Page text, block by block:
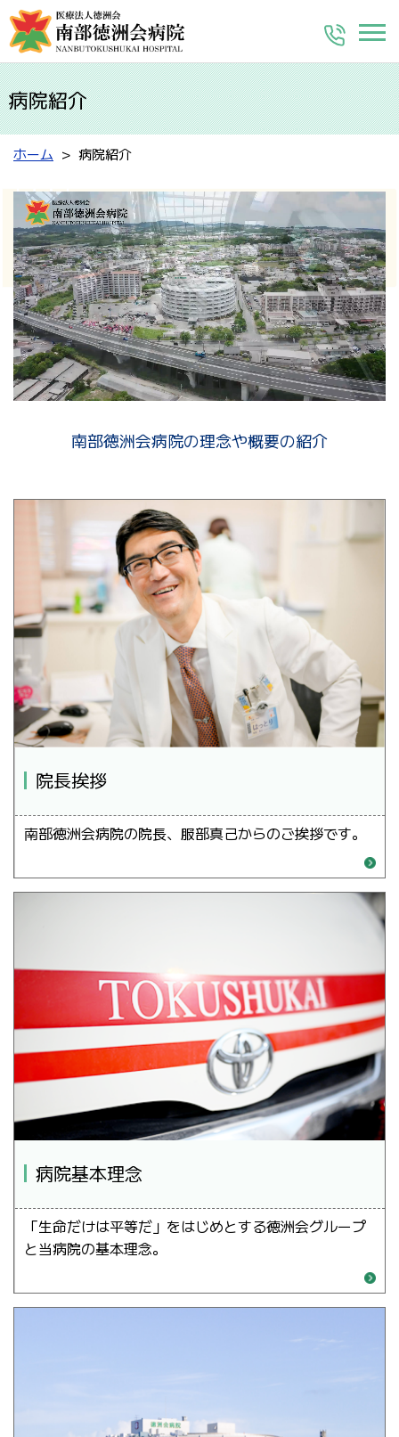
病院紹介
ホーム 病院紹介
南部徳洲会病院の理念や概要の紹介
院長挨拶
南部徳洲会病院の院長、服部真己からのご挨拶です。
病院基本理念
「生命だけは平等だ」をはじめとする徳洲会グループ
と当病院の基本理念。